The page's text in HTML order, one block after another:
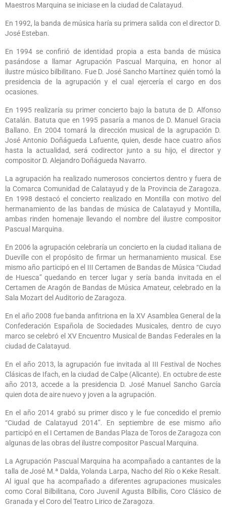
Maestros Marquina se iniciase en la ciudad de Calatayud.
En 1992, la banda de música haría su primera salida con el director D.
José Esteban.
En 1994 se confirió de identidad propia a esta banda de música
pasándose a llamar Agrupación Pascual Marquina, en honor al
ilustre músico bilbilitano. Fue D. José Sancho Martínez quién tomó la
presidencia de la agrupación y el cual ejercería el cargo en dos
ocasiones.
En 1995 realizaría su primer concierto bajo la batuta de D. Alfonso
Catalán. Batuta que en 1995 pasaría a manos de D. Manuel Gracia
Ballano. En 2004 tomará la dirección musical de la agrupación D.
José Antonio Doñágueda Lafuente, quien, desde hace cuatro años
hasta la actualidad, será codirector junto a su hijo, el director y
compositor D. Alejandro Doñágueda Navarro.
La agrupación ha realizado numerosos conciertos dentro y fuera de
la Comarca Comunidad de Calatayud y de la Provincia de Zaragoza.
En 1998 destacó el concierto realizado en Montilla con motivo del
hermanamiento de las bandas de música de Calatayud y Montilla,
ambas rinden homenaje llevando el nombre del ilustre compositor
Pascual Marquina.
En 2006 la agrupación celebraría un concierto en la ciudad italiana de
Dueville con el propósito de firmar un hermanamiento musical. Ese
mismo año participó en el III Certamen de Bandas de Música “Ciudad
de Huesca” quedando en tercer lugar y sería banda invitada en el
Certamen de Aragón de Bandas de Música Amateur, celebrado en la
Sala Mozart del Auditorio de Zaragoza.
En el año 2008 fue banda anfitriona en la XV Asamblea General de la
Confederación Española de Sociedades Musicales, dentro de cuyo
marco se celebró el XV Encuentro Musical de Bandas Federales en la
ciudad de Calatayud.
En el año 2013, la agrupación fue invitada al III Festival de Noches
Clásicas de Ifach, en la ciudad de Calpe (Alicante). En octubre de este
año 2013, accede a la presidencia D. José Manuel Sancho García
quien dota de aire nuevo y joven a la agrupación.
En el año 2014 grabó su primer disco y le fue concedido el premio
“Ciudad de Calatayud 2014”. En septiembre de ese mismo año
participó en el I Certamen de Bandas Plaza de Toros de Zaragoza con
algunas de las obras del ilustre compositor Pascual Marquina.
La Agrupación Pascual Marquina ha acompañado a cantantes de la
talla de José M.ª Dalda, Yolanda Larpa, Nacho del Río o Keke Resalt.
Al igual que ha acompañado a diferentes agrupaciones musicales
como Coral Bilbilitana, Coro Juvenil Agusta Bílbilis, Coro Clásico de
Granada y el Coro del Teatro Lirico de Zaragoza.